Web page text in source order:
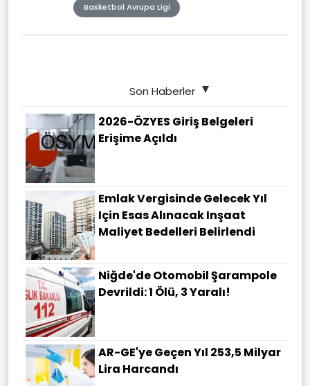
Basketbol Avrupa Ligi
Son Haberler
2026-ÖZYES Giriş Belgeleri
Erişime Açıldı
Emlak Vergisinde Gelecek Yıl
Için Esas Alınacak Inşaat
Maliyet Bedelleri Belirlendi
Niğde'de Otomobil Şarampole
Devrildi: 1 Ölü, 3 Yaralı!
AR-GE'ye Geçen Yıl 253,5 Milyar
Lira Harcandı